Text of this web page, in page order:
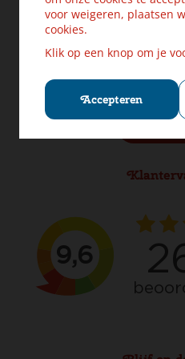
voor weigeren, plaatsen
cookies.
Klik op een knop om je
Accepteren
Levering &
Ruilen &
Klachten?